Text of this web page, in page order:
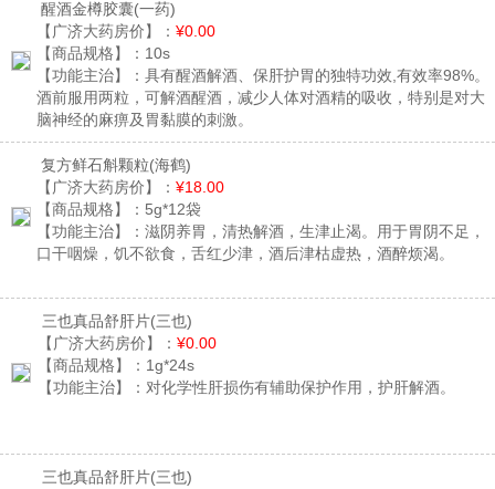
醒酒金樽胶囊(一药)
【广济大药房价】： ¥0.00
【商品规格】： 10s
【功能主治】： 具有醒酒解酒、保肝护胃的独特功效,有效率98%。
酒前服用两粒，可解酒醒酒，减少人体对酒精的吸收，特别是对大
脑神经的麻痹及胃黏膜的刺激。
复方鲜石斛颗粒(海鹤)
【广济大药房价】： ¥18.00
【商品规格】： 5g*12袋
【功能主治】： 滋阴养胃，清热解酒，生津止渴。用于胃阴不足，
口干咽燥，饥不欲食，舌红少津，酒后津枯虚热，酒醉烦渴。
三也真品舒肝片(三也)
【广济大药房价】： ¥0.00
【商品规格】： 1g*24s
【功能主治】： 对化学性肝损伤有辅助保护作用，护肝解酒。
三也真品舒肝片(三也)